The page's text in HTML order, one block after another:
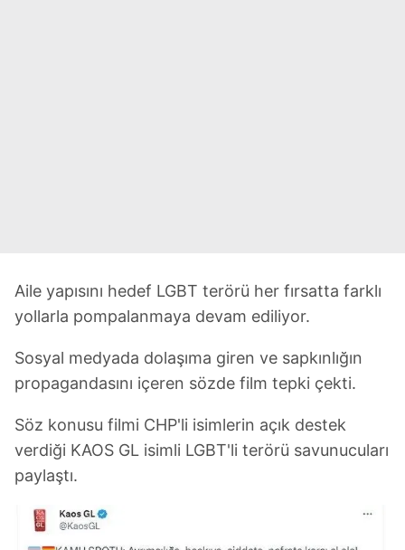
Aile yapısını hedef LGBT terörü her fırsatta farklı
yollarla pompalanmaya devam ediliyor.
Sosyal medyada dolaşıma giren ve sapkınlığın
propagandasını içeren sözde film tepki çekti.
Söz konusu filmi CHP'li isimlerin açık destek
verdiği KAOS GL isimli LGBT'li terörü savunucuları
paylaştı.